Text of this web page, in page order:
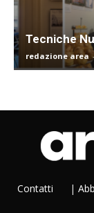
Tecniche
redazione area
Contatti |